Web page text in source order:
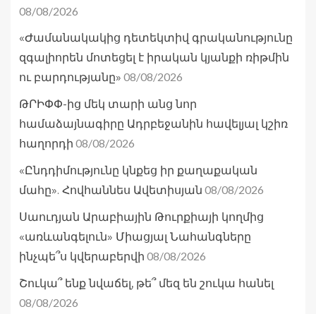
08/08/2026
«Ժամանակակից դետեկտիվ գրականությունը
զգալիորեն մոտեցել է իրական կյանքի ռիթմին
ու բարդությանը» 08/08/2026
ԹՐԻՓՓ-ից մեկ տարի անց նոր
համաձայնագիրը Ադրբեջանին հավելյալ կշիռ
հաղորդի 08/08/2026
«Ընդդիմությունը կնքեց իր քաղաքական
մահը». Հովհաննես Ավետիսյան 08/08/2026
Սաուդյան Արաբիային Թուրքիայի կողմից
«առևանգելուն» Միացյալ Նահանգները
ինչպե՞ս կվերաբերվի 08/08/2026
Շուկա՞ ենք նվաճել, թե՞ մեզ են շուկա հանել
08/08/2026